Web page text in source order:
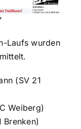
Laufs wurden
(SV 21
Weiberg)
Brenken)